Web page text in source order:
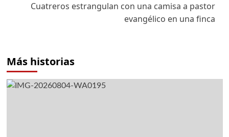
Cuatreros estrangulan con una camisa a pastor
evangélico en una finca
Más historias